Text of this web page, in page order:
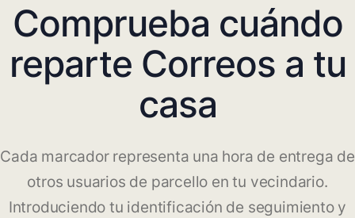
Comprueba cuándo
reparte Correos a tu
casa
Cada marcador representa una hora de entrega de
otros usuarios de parcello en tu vecindario.
Introduciendo tu identificación de seguimiento y